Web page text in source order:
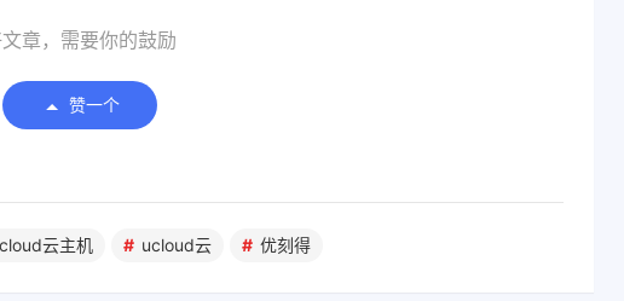
章，需要你的鼓励
赞一个
云主机 ucloud云 优刻得